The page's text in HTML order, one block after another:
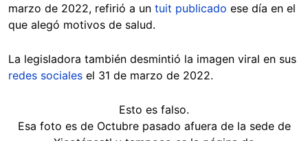
marzo de 2022, refirió a un tuit publicado ese día en el
que alegó motivos de salud.
La legisladora también desmintió la imagen viral en sus
redes sociales el 31 de marzo de 2022.
Esto es falso.
Esa foto es de Octubre pasado afuera de la sede de